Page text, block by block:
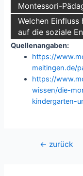
Montessori-
Welchen
auf die soziale
Quellenangaben:
https://
meitingen.de/
https://
wissen/die-
kindergarten-
← zurück